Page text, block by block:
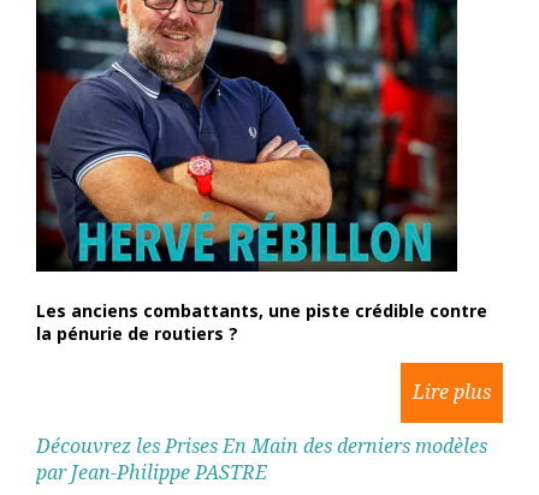
Les anciens combattants, une piste crédible contre
la pénurie de routiers ?
Découvrez les Prises En Main des derniers modèles
par Jean-Philippe PASTRE